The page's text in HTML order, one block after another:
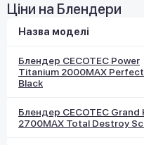
Ціни на Блендери
Назва моделі
Блендер CECOTEC Power
Titanium 2000MAX
Black
Блендер CECOTEC Grand
2700MAX Total Destroy